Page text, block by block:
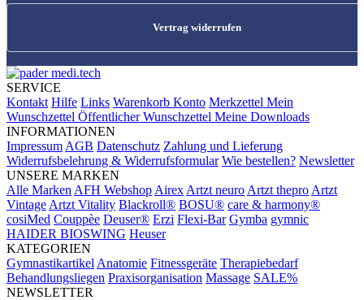
Vertrag widerrufen
SERVICE
Kontakt Hilfe Links Warenkorb Konto Merkzettel Mein
Wunschzettel Öffentlicher Wunschzettel Meine Downloads
INFORMATIONEN
Impressum AGB Datenschutz Zahlung und Lieferung
Widerrufsbelehrung & Widerrufsformular Wie bestellen? Newsletter
UNSERE MARKEN
Alle Marken AFH Webshop Airex Artzt neuro Artzt thepro Artzt
Vintage Artzt Vitality Blackroll® BOSU® care & harmony®
cosiMed Couppèe Deuser® Erzi Flexi-Bar Gymba gymnic
HAIDER BIOSWING Heuser
KATEGORIEN
Gymnastikartikel Anatomie Fitnessgeräte Therapiebedarf
Behandlungsliegen Praxisorganisation Massage SALE%
NEWSLETTER